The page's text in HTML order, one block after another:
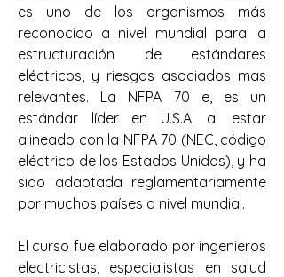
es uno de los organismos más
reconocido a nivel mundial para la
estructuración de estándares
eléctricos, y riesgos asociados mas
relevantes. La NFPA 70 e, es un
estándar líder en U.S.A. al estar
alineado con la NFPA 70 (NEC, código
eléctrico de los Estados Unidos), y ha
sido adaptada reglamentariamente
por muchos países a nivel mundial.
El curso fue elaborado por ingenieros
electricistas, especialistas en salud